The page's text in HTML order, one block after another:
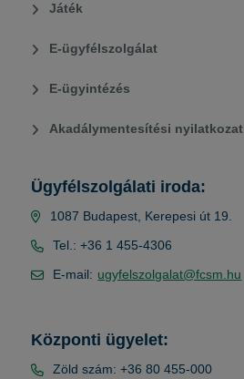
Játék
E-ügyfélszolgálat
E-ügyintézés
Akadálymentesítési nyilatkozat
Ügyfélszolgálati iroda:
1087 Budapest, Kerepesi út 19.
Tel.: +36 1 455-4306
E-mail: ugyfelszolgalat@fcsm.hu
Központi ügyelet:
Zöld szám: +36 80 455-000